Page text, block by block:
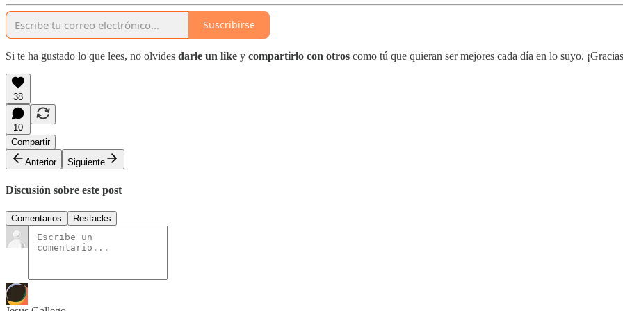
Suscribirse
Si te ha gustado lo que lees, no olvides darle un like y compartirlo con otros como tú que quieran ser mejores cada día en lo suyo.
38
10
Compartir
Anterior
Siguiente
Discusión sobre este post
Comentarios Restacks